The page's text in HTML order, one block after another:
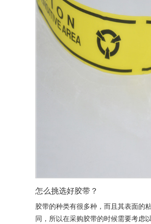
怎么挑选好胶带？
胶带的种类有很多种，而且其表面的
同，所以在采购胶带的时候需要考虑以下几个因素： 所要黏贴物